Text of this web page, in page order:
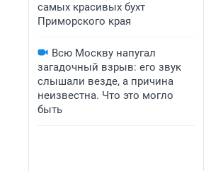
самых красивых бухт
Приморского края
Всю Москву напугал
загадочный взрыв: его звук
слышали везде, а причина
неизвестна. Что это могло
быть